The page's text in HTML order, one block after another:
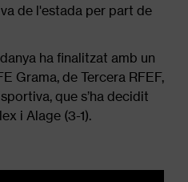
de l'estada per part de
ha finalitzat amb un
Grama, de Tercera RFEF,
que s’ha decidit
i Alage (3-1).